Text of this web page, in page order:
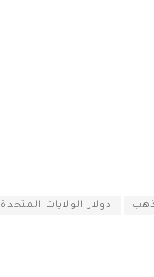
دولار الولايات المتحدة